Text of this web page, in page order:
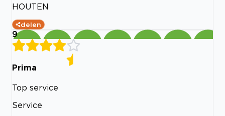
HOUTEN
delen
9
Prima
Top service
Service